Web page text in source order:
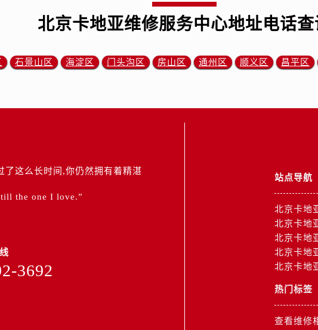
北京卡地亚维修服务中心地址电话查
石景山区 海淀区 门头沟区 房山区 通州区 顺义区 昌平区
了这么长时间,你仍然拥有着精湛
the one I love.”
3692
站点导航
北京卡地
北京卡地
北京卡地
北京卡地
北京卡地
热门标签
查看维修